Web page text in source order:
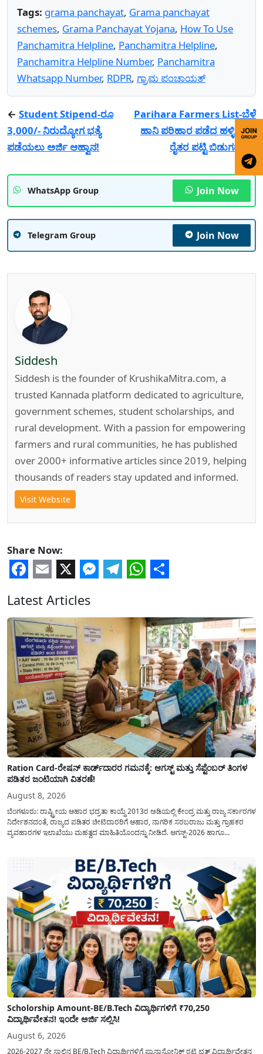
Tags: grama panchayat, Grama panchayat
schemes, Grama Panchayat Yojana, How To Use
Panchamitra Helpline, Panchamitra Helpline,
Panchamitra Helpline Number, Panchamitra
Whatsapp Number, RDPR, ಗ್ರ‍ಾಮ ಪಂಚಾಯತ್
← Student Stipend-ರೂ
3,000/- ನಿರುದ್ಯೋಗ ಭತ್ಯೆ
ಪಡೆಯಲು ಅರ್ಜಿ ಆಹ್ವಾನ!
Parihara Farmers List-ಬೆಳೆ
ಹಾನಿ ಪರಿಹಾರ ಪಡೆದ ಹಳ್ಳಿವಾರು
ರೈತರ ಪಟ್ಟಿ ಬಿಡುಗಡೆ!
WhatsApp Group Join Now
Telegram Group Join Now
Siddesh
Siddesh is the founder of KrushikaMitra.com, a
trusted Kannada platform dedicated to agriculture,
government schemes, student scholarships, and
rural development. With a passion for empowering
farmers and rural communities, he has published
over 2000+ informative articles since 2019, helping
thousands of readers stay updated and informed.
Visit Website
Share Now:
Latest Articles
Ration Card-ರೇಷನ್ ಕಾರ್ಡ್‍ದಾರರ ಗಮನಕ್ಕೆ: ಆಗಸ್ಟ್ ಮತ್ತು ಸೆಪ್ಟೆಂಬರ್ ತಿಂಗಳ
ಪಡಿತರ ಜಂಟಿಯಾಗಿ ವಿತರಣೆ!
August 8, 2026
ಬೆಂಗಳೂರು: ರಾಷ್ಟ್ರೀಯ ಆಹಾರ ಭದ್ರತಾ ಕಾಯ್ದೆ 2013ರ ಅಡಿಯಲ್ಲಿ ಕೇಂದ್ರ ಮತ್ತು ರಾಜ್ಯ ಸರ್ಕಾರಗಳ
ನಿರ್ದೇಶನದಂತೆ, ರಾಜ್ಯದ ಪಡಿತರ ಚೀಟಿದಾರರಿಗೆ ಆಹಾರ, ನಾಗರಿಕ ಸರಬರಾಜು ಮತ್ತು ಗ್ರಾಹಕರ
ವ್ಯವಹಾರಗಳ ಇಲಾಖೆಯು ಮಹತ್ವದ ಮಾಹಿತಿಯೊಂದನ್ನು ನೀಡಿದೆ. ಆಗಸ್ಟ್-2026 ಹಾಗೂ
Scholorship Amount-BE/B.Tech ವಿದ್ಯಾರ್ಥಿಗಳಿಗೆ ₹70,250
ವಿದ್ಯಾರ್ಥಿವೇತನ! ಇಂದೇ ಅರ್ಜಿ ಸಲ್ಲಿಸಿ!
August 6, 2026
2026-2027 ನೇ ಸಾಲಿನ BE/B.Tech ವಿದ್ಯಾರ್ಥಿಗಳಿಗೆ ಪ್ಯಾನಾಸೋನಿಕ್ ರಟ್ಟಿ ಛತ್ರ್ ವಿದ್ಯಾರ್ಥಿವೇತನ